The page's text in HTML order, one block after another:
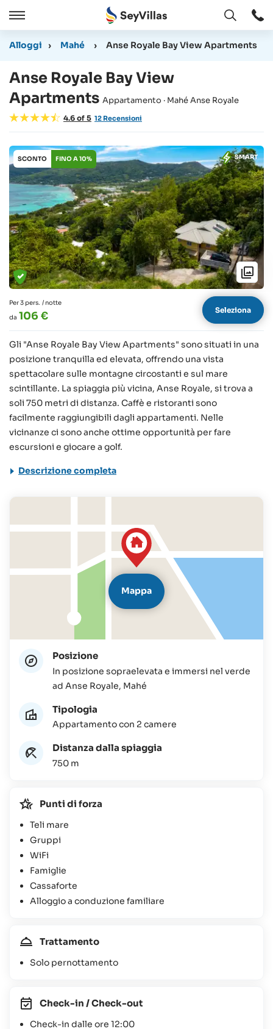
Chiudere
Aperto
Alloggi › Mahé › Anse Royale Bay View Apartments
Anse Royale Bay View
Apartments Appartamento · Mahé Anse Royale
4.6 of 5 12 Recensioni
SMART
SCONTO FINO A 10%
Per 3 pers. / notte
da 106 € Seleziona
Gli "Anse Royale Bay View Apartments" sono situati in una
posizione tranquilla ed elevata, offrendo una vista
spettacolare sulle montagne circostanti e sul mare
scintillante. La spiaggia più vicina, Anse Royale, si trova a
soli 750 metri di distanza. Caffè e ristoranti sono
facilmente raggiungibili dagli appartamenti. Nelle
vicinanze ci sono anche ottime opportunità per fare
escursioni e giocare a golf.
Descrizione completa
Mappa
Posizione
In posizione sopraelevata e immersi nel verde
ad Anse Royale, Mahé
Tipologia
Appartamento con 2 camere
Distanza dalla spiaggia
750 m
Punti di forza
Teli mare
Gruppi
WiFi
Famiglie
Cassaforte
Alloggio a conduzione familiare
Trattamento
Solo pernottamento
Check-in / Check-out
Check-in dalle ore 12:00